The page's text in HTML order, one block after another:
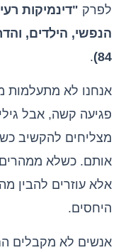
לפרק "דינמיקות
הנפשי, הילדים,
84)
.
אנחנו לא מתעלמות
פגיעה קשה, אבל
מצליחים להקשיב
אותם. כשלא ממהרים
אלא עוזרים להבין
היחסים.
אנשים לא מקבלים